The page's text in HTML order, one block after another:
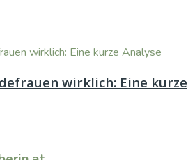
wirklich: Eine kurze